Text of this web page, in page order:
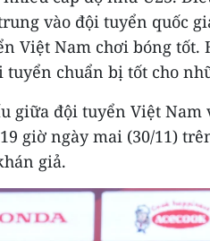
vào đội tuyển quốc
Việt Nam chơi bóng tốt.
tuyển chuẩn bị tốt cho
giữa đội tuyển Việt
giờ ngày mai (30/11)
giả.